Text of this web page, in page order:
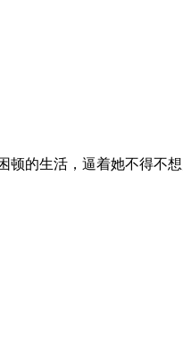
顿的生活，逼着她不得不